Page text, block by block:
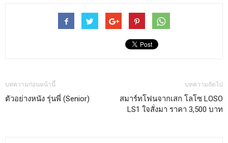
บทความก่อนหน้านี้
ตัวอย่างหนัง รุ่นพี่ (Senior)
บทความถัดไป
สมาร์ทโฟนจากเสก โลโซ LOSO
LS1 ใจสั่งมา ราคา 3,500 บาท